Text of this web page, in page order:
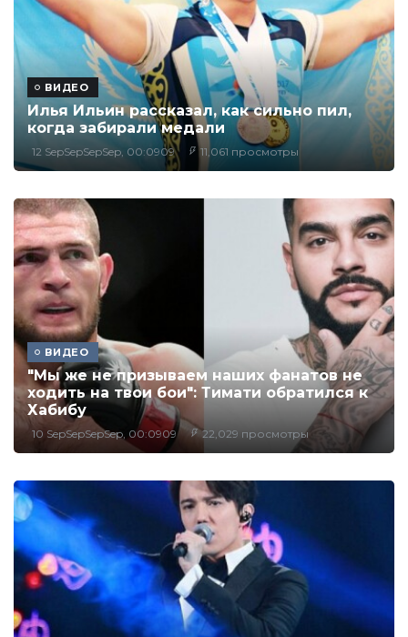
ВИДЕО
Илья Ильин рассказал, как сильно пил,
когда забирали медали
12 SepSepSepSep, 00:0909 11,061 просмотры
ВИДЕО
"Мы же не призываем наших фанатов не
ходить на твои бои": Тимати обратился к
Хабибу
10 SepSepSepSep, 00:0909 22,029 просмотры